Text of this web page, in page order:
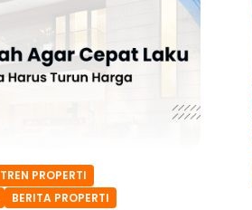
TREN PROPERTI
BERITA PROPERTI